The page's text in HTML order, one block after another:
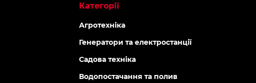
Категорії
Агротехніка
Генератори та електростанції
Садова техніка
Водопостачання та полив